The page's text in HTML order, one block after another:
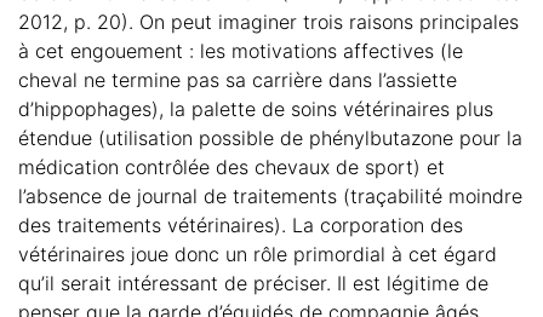
2012, p. 20). On peut imaginer trois raisons principales
à cet engouement : les motivations affectives (le
cheval ne termine pas sa carrière dans l’assiette
d’hippophages), la palette de soins vétérinaires plus
étendue (utilisation possible de phénylbutazone pour la
médication contrôlée des chevaux de sport) et
l’absence de journal de traitements (traçabilité moindre
des traitements vétérinaires). La corporation des
vétérinaires joue donc un rôle primordial à cet égard
qu’il serait intéressant de préciser. Il est légitime de